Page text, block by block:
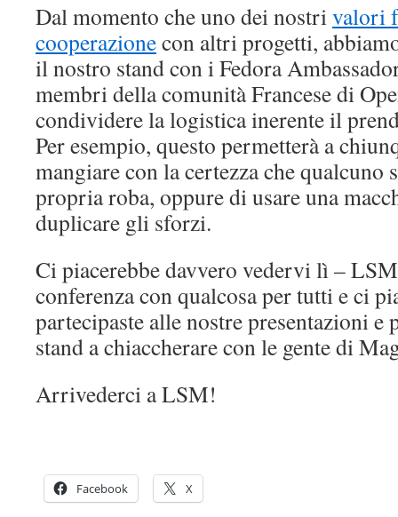
Dal momento che uno dei nostrivalori
cooperazionecon altri progetti,
il nostro stand con i Fedora
membri della comunità Francese di
condividere la logistica inerente il
Per esempio, questo permetterà a
mangiare con la certezza che qualcuno
propria roba, oppure di usare una
duplicare gli sforzi.
Ci piacerebbe davvero vedervi lì –
conferenza con qualcosa per tutti e ci
partecipaste alle nostre presentazioni e
stand a chiaccherare con le gente di
Arrivederci a LSM!
Facebook X